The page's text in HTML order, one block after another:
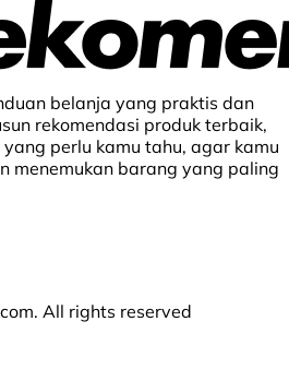
belanja yang praktis dan
rekomendasi produk terbaik,
perlu kamu tahu, agar kamu
menemukan barang yang paling
All rights reserved